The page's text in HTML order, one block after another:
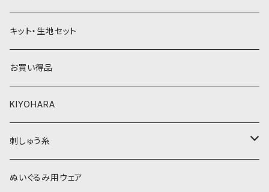
黄色・クリーム系
ベージュ・ブラウン系
緑系
黄色・クリーム系
ベージュ・ブラウン系
キット・生地セット
お買い得品
KIYOHARA
刺しゅう糸
COSMO 25番刺しゅう糸
ぬいぐるみ用ウェア